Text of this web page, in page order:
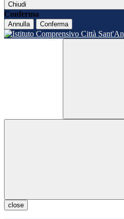
Chiudi
Conferma
Annulla Conferma
close